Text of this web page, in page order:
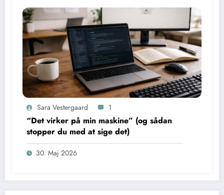
Sara Vestergaard 1
“Det virker på min maskine” (og sådan
stopper du med at sige det)
30. Maj 2026